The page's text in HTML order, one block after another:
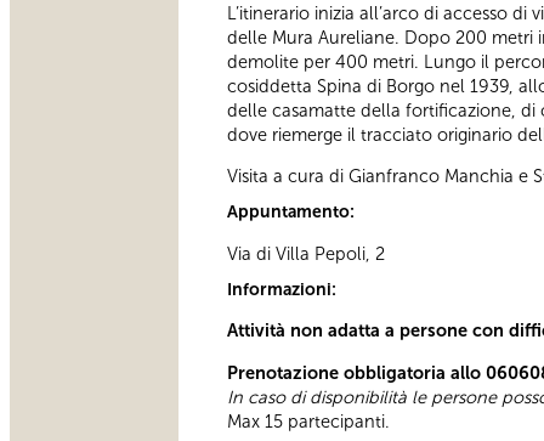
L’itinerario inizia all’arco di accesso
delle Mura Aureliane. Dopo 200 metri
demolite per 400 metri. Lungo il
cosiddetta Spina di Borgo nel 1939,
delle casamatte della fortificazione, di
dove riemerge il tracciato originario
Visita a cura di Gianfranco Manchia e
Appuntamento:
Via di Villa Pepoli, 2
Informazioni:
Attività non adatta a persone con
Prenotazione obbligatoria allo
In caso di disponibilità le persone
Max 15 partecipanti.